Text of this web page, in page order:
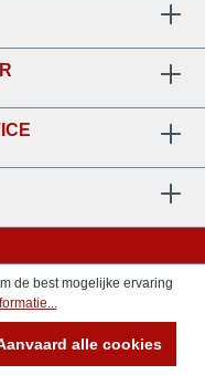
de best mogelijke ervaring
alle cookies